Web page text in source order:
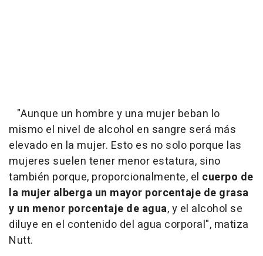
"Aunque un hombre y una mujer beban lo
mismo el nivel de alcohol en sangre será más
elevado en la mujer. Esto es no solo porque las
mujeres suelen tener menor estatura, sino
también porque, proporcionalmente, el cuerpo de
la mujer alberga un mayor porcentaje de grasa
y un menor porcentaje de agua, y el alcohol se
diluye en el contenido del agua corporal", matiza
Nutt.